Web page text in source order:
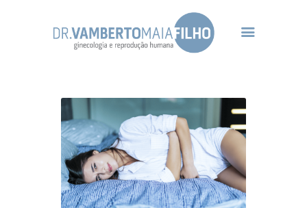
Dr Vamberto Maia
Infertilidade
Tratamentos
Gineco-Endócrino
Contato